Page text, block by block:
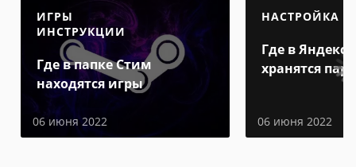
ИГРЫ
ИНСТРУКЦИИ
Где в папке Стим
находятся игры
06 июня 2022
НАСТРОЙКА
Где в Яндекс
хранятся
06 июня 2022